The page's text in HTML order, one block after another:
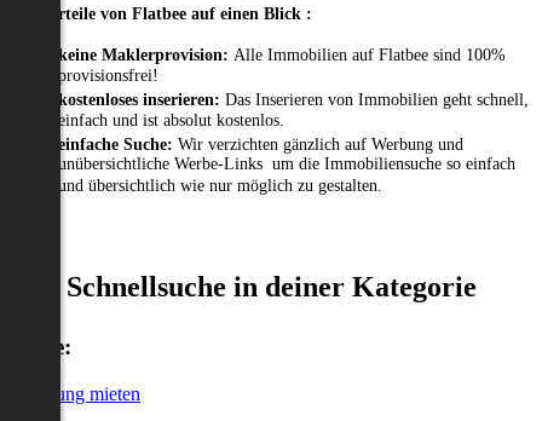
Die Vorteile von Flatbee auf einen Blick :
keine Maklerprovision: Alle Immobilien auf Flatbee sind 100%
provisionsfrei!
kostenloses inserieren: Das Inserieren von Immobilien geht schnell,
einfach und ist absolut kostenlos.
einfache Suche: Wir verzichten gänzlich auf Werbung und
unübersichtliche Werbe-Links um die Immobiliensuche so einfach
und übersichtlich wie nur möglich zu gestalten.
Schnellsuche in deiner Kategorie
Miete:
Wohnung mieten